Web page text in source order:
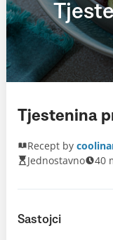
Tjestenina
Recept by
Jednostavno
40
Sastojci